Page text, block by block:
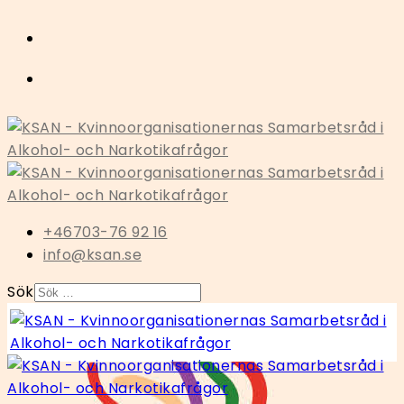
+46703-76 92 16
info@ksan.se
Sök